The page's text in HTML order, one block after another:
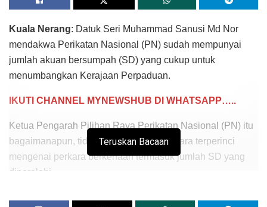
Kuala Nerang: Datuk Seri Muhammad Sanusi Md Nor
mendakwa Perikatan Nasional (PN) sudah mempunyai
jumlah akuan bersumpah (SD) yang cukup untuk
menumbangkan Kerajaan Perpaduan.
IKUTI CHANNEL MYNEWSHUB DI WHATSAPP…..
Ketua Pengarah Pilihan Raya Perikatan Nasional (PN) itu
bagaimanapun, tidak memaklumkan secara terperinci
mengenai perkara berkenaan termasuk jumlah SD yang
diperolehi.
Teruskan Bacaan